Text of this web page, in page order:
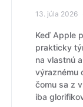
13. júla 2026
Keď Apple
prakticky
na vlastnú
výraznému
čomu sa z
iba